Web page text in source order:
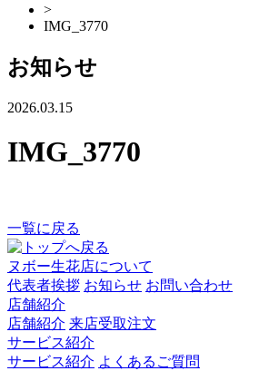
>
IMG_3770
お知らせ
2026.03.15
IMG_3770
一覧に戻る
ヌボー生花店について
代表者挨拶 お知らせ お問い合わせ
店舗紹介
店舗紹介 来店受取注文
サービス紹介
サービス紹介 よくあるご質問